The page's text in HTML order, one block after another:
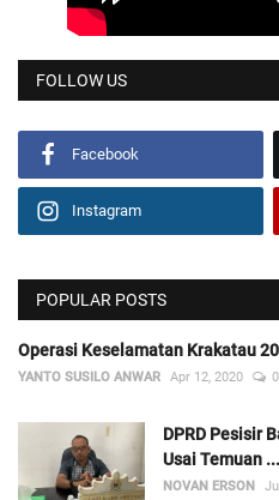
FOLLOW US
Facebook
Instagram
POPULAR POSTS
Operasi Keselamatan Krakatau
YANTO SUSILO ANWAR Apr 12, 2020 0
DPRD Pesisir
Usai Temuan ...
NOVAN ERSON